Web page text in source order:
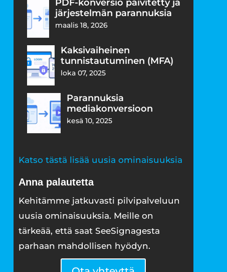
PDF-konversio päivitetty ja
järjestelmän parannuksia
maalis 18, 2026
Kaksivaiheinen
tunnistautuminen (MFA)
loka 07, 2025
Parannuksia
mediakonversioon
kesä 10, 2025
Katso tästä lisää uusia ominaisuuksia
Anna palautetta
Kehitämme jatkuvasti pilvipalveluun
uusia ominaisuuksia. Meille on
tärkeää, että saat SeeSignagesta
parhaan mahdollisen hyödyn.